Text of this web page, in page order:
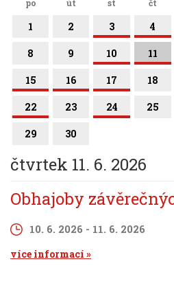
po út st čt
1 2 3 4
8 9 10 11
15 16 17 18
22 23 24 25
29 30
čtvrtek 11. 6. 2026
Obhajoby
10. 6. 2026 - 11. 6. 2026
více informací